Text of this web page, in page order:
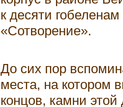
к десяти
«Сотворение».
До сих пор
места, на котором
концов, камни